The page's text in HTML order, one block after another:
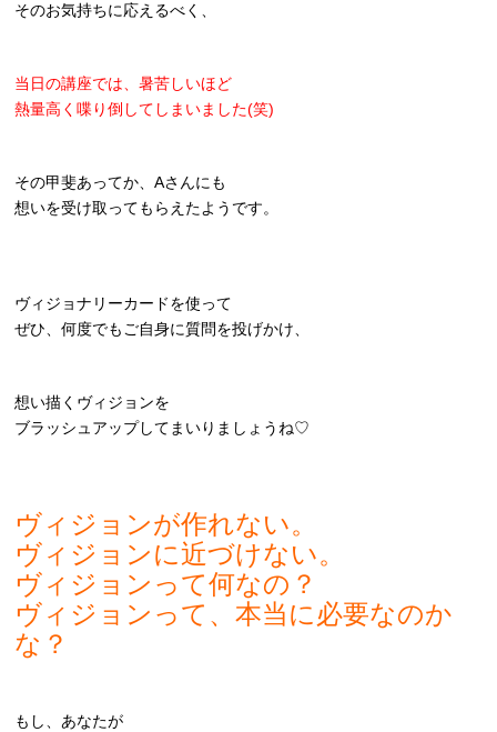
そのお気持ちに応えるべく、
当日の講座では、暑苦しいほど
熱量高く喋り倒してしまいました(笑)
その甲斐あってか、Aさんにも
想いを受け取ってもらえたようです。
ヴィジョナリーカードを使って
ぜひ、何度でもご自身に質問を投げかけ、
想い描くヴィジョンを
ブラッシュアップしてまいりましょうね♡
ヴィジョンが作れない。
ヴィジョンに近づけない。
ヴィジョンって何なの？
ヴィジョンって、本当に必要なのか
な？
もし、あなたが